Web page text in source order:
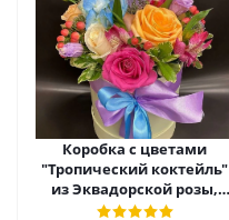
Коробка с цветами
"Тропический коктейль"
из Эквадорской розы,
эустомы, альстромерии